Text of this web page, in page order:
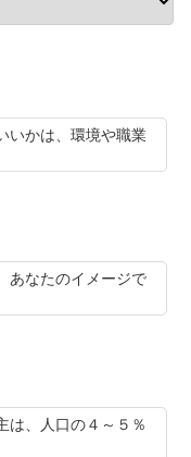
いかは、環境や職業
あなたのイメージで
は、人口の４～５％